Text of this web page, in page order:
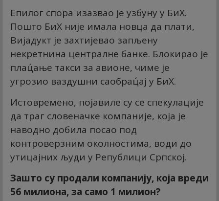
Епилог спора изазвао је узбуну у БиХ.
Пошто БиХ није имала новца да плати,
Вијадукт је захтијевао запљену
некретнина централне банке. Блокирао је
плац́ање такси за авионе, чиме је
угрозио ваздушни саобрац́ај у БиХ.
Истовремено, појавиле су се спекулације
да траг словеначке компаније, која је
наводно добила посао под
контроверзним околностима, води до
утицајних људи у Републици Српској.
Зашто су продали компанију, која вреди
56 милиона, за само 1 милион?